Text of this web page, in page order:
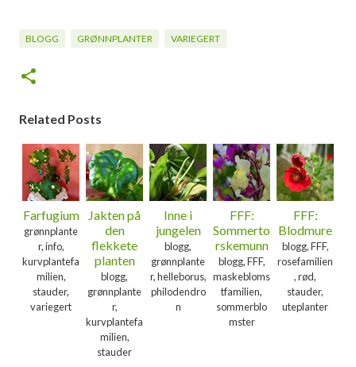
BLOGG GRØNNPLANTER VARIEGERT
Related Posts
Farfugium
grønnplante
r, info,
kurvplantefa
milien,
stauder,
variegert
Jakten på
den
flekkete
planten
blogg,
grønnplante
r,
kurvplantefa
milien,
stauder
Inne i
jungelen
blogg,
grønnplante
r, helleborus,
philodendro
n
FFF:
Sommerto
rskemunn
blogg, FFF,
maskebloms
tfamilien,
sommerblo
mster
FFF:
Blodmure
blogg, FFF,
rosefamilien
, rød,
stauder,
uteplanter